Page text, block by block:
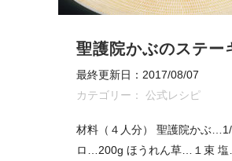
聖護院かぶのステー
最終更新日：2017/08/07
カテゴリー： 公式レシピ
材料（４人分） 聖護院かぶ
ロ…200g ほうれん草…１束